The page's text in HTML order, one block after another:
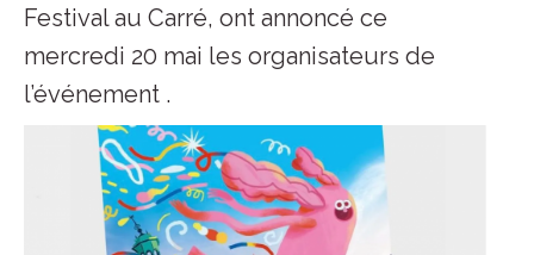
Festival au Carré, ont annoncé ce
mercredi 20 mai les organisateurs de
l’événement .